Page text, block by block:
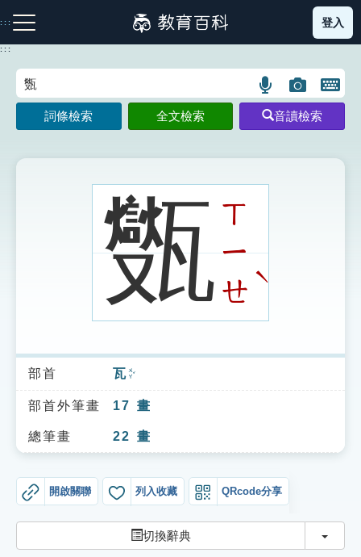
到
主
:::
注音索引圖示 筆畫索引圖示 部首索引表圖示
索引選單
知識索引
單字索引
登入
:::
語
言
搜
示
圖
片
搜
開
鍵
圖
詞條檢索 全文檢索 音讀檢索
㽊ㄒ
ㄧ
ㄝ
ˋ
部首 瓦ㄨㄚˇ
部首外筆畫 17 畫
總筆畫 22 畫
開啟關聯 列入收藏 QRcode分享
切換辭典 切換